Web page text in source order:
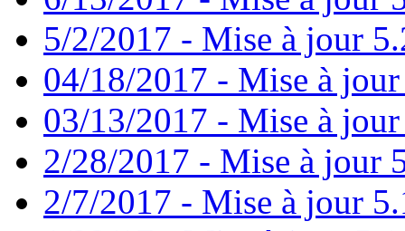
5/2/2017 - Mise à jour
04/18/2017 - Mise à
03/13/2017 - Mise à
2/28/2017 - Mise à jour
2/7/2017 - Mise à jour